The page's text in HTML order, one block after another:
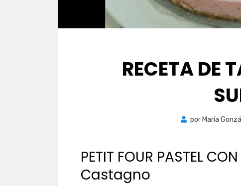
RECETA DE
por María
PETIT FOUR PASTEL
Castagno